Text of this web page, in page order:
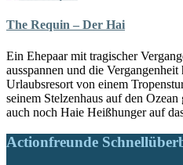
The Requin – Der Hai
Ein Ehepaar mit tragischer
ausspannen und die
Urlaubsresort von einem
seinem Stelzenhaus auf den
auch noch Haie Heißhunger auf
Actionfreunde